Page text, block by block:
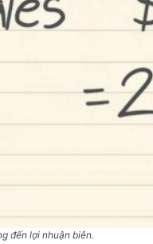
đến lợi nhuận biên.